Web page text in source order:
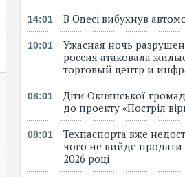
14:01 В Одесі вибухнув
10:01
Ужасная ночь
россия атаковала
торговый центр и
08:01
Діти Окнянської
до проекту «Постріл
08:01
Техпаспорта вже
чого не вийде продати
2026 році